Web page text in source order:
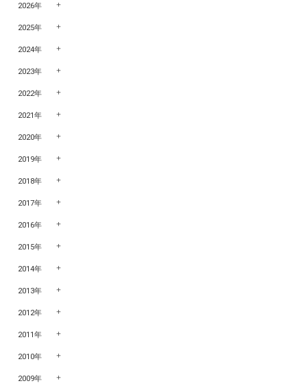
2026年
2025年
2024年
2023年
2022年
2021年
2020年
2019年
2018年
2017年
2016年
2015年
2014年
2013年
2012年
2011年
2010年
2009年